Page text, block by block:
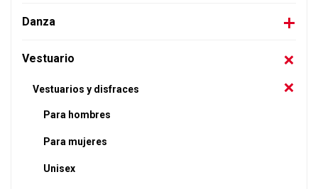
Danza
Vestuario
Vestuarios y disfraces
Para hombres
Para mujeres
Unisex